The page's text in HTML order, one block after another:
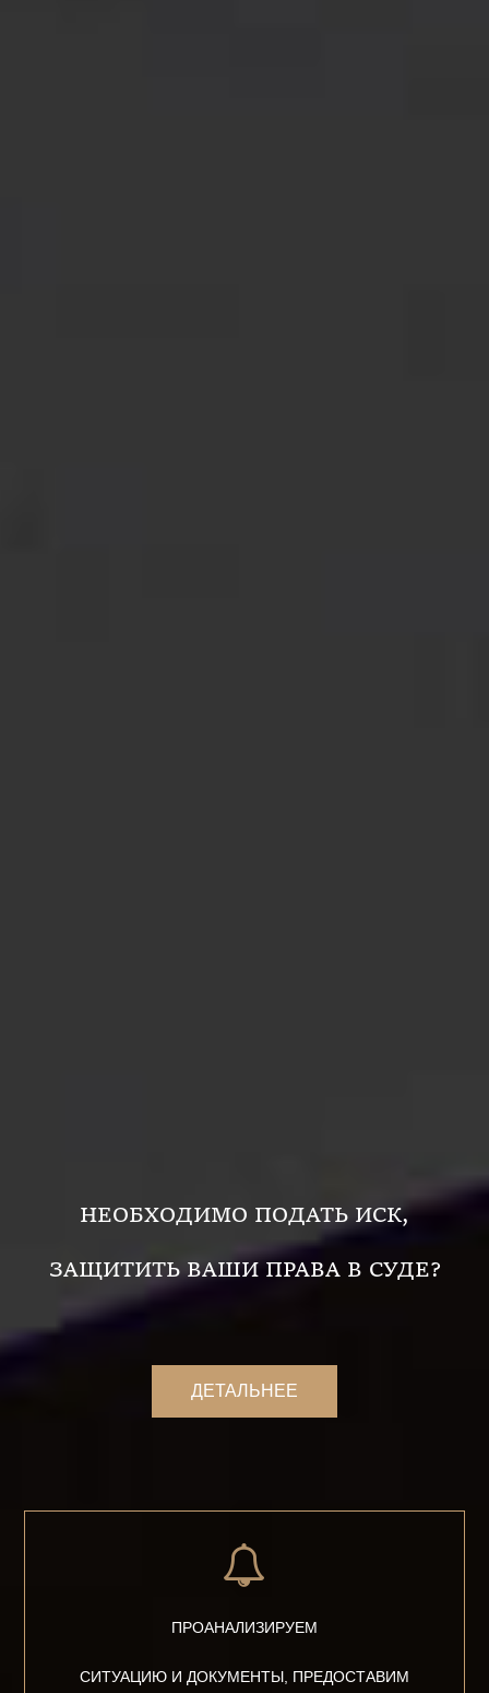
НЕОБХОДИМО ПОДАТЬ ИСК,
ЗАЩИТИТЬ ВАШИ ПРАВА В СУДЕ?
ДЕТАЛЬНЕЕ
ПРОАНАЛИЗИРУЕМ
СИТУАЦИЮ И ДОКУМЕНТЫ, ПРЕДОСТАВИМ